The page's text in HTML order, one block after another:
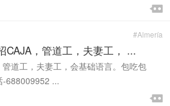


#Almería
CAJA，管道工，夫妻工， ...
道工，夫妻工，会基础语言。包吃包
-688009952 ...

